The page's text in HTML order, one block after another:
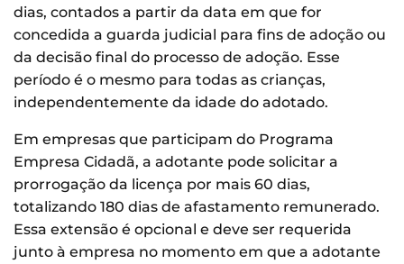
dias, contados a partir da data em que for
concedida a guarda judicial para fins de adoção ou
da decisão final do processo de adoção. Esse
período é o mesmo para todas as crianças,
independentemente da idade do adotado.
Em empresas que participam do Programa
Empresa Cidadã, a adotante pode solicitar a
prorrogação da licença por mais 60 dias,
totalizando 180 dias de afastamento remunerado.
Essa extensão é opcional e deve ser requerida
junto à empresa no momento em que a adotante